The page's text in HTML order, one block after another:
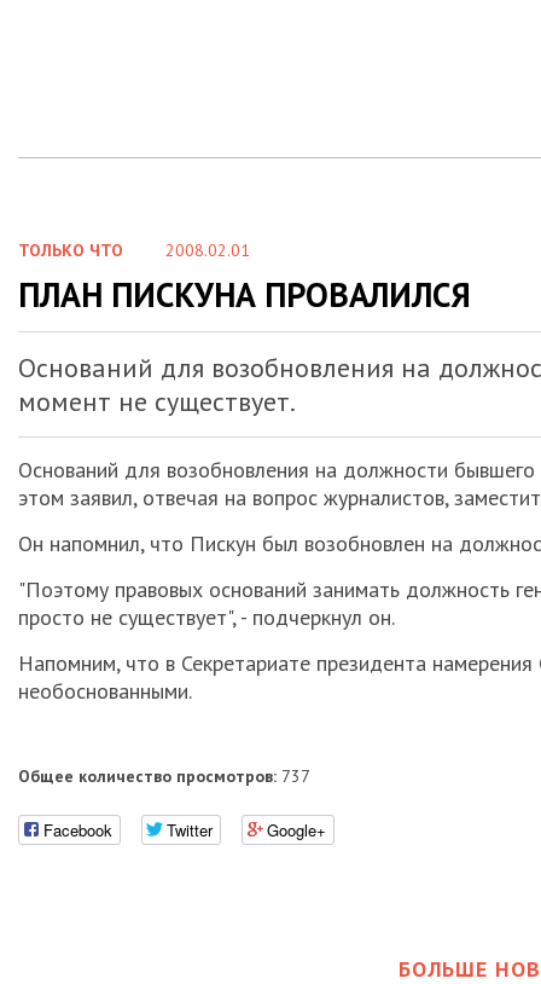
ТОЛЬКО ЧТО 2008.02.01
ПЛАН ПИСКУНА ПРОВАЛИЛСЯ
Оснований для возобновления на
момент не существует.
Оснований для возобновления на должности
этом заявил, отвечая на вопрос журналистов,
Он напомнил, что Пискун был возобновлен на
"Поэтому правовых оснований занимать должность
просто не существует", - подчеркнул он.
Напомним, что в Секретариате президента
необоснованными.
Общее количество просмотров: 737
Facebook Twitter Google+
БОЛЬШЕ